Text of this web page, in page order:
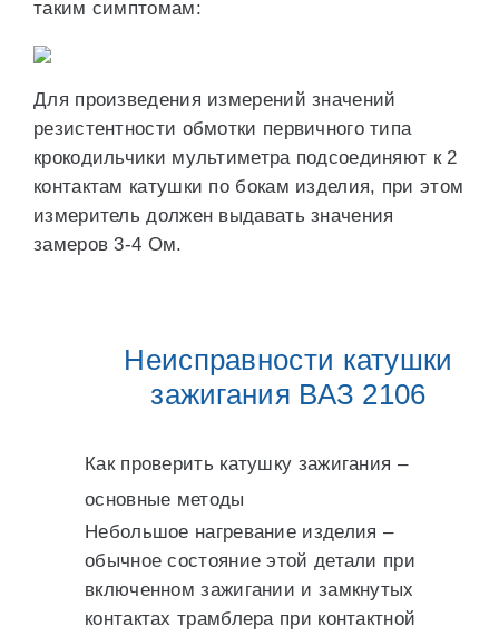
таким симптомам:
Для произведения измерений значений
резистентности обмотки первичного типа
крокодильчики мультиметра подсоединяют к 2
контактам катушки по бокам изделия, при этом
измеритель должен выдавать значения
замеров 3-4 Ом.
Неисправности катушки
зажигания ВАЗ 2106
Как проверить катушку зажигания –
основные методы
Небольшое нагревание изделия –
обычное состояние этой детали при
включенном зажигании и замкнутых
контактах трамблера при контактной